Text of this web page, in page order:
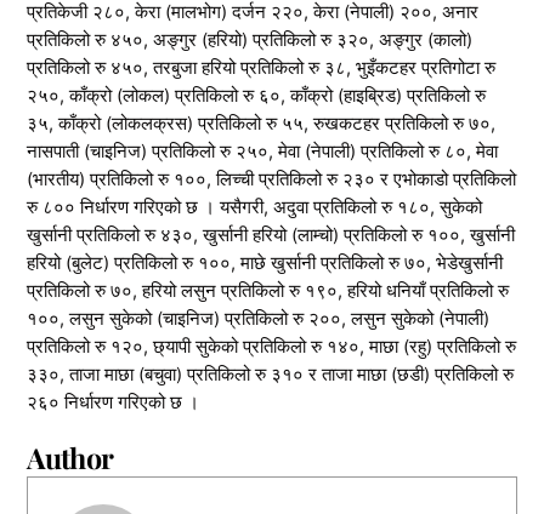
प्रतिकेजी २८०, केरा (मालभोग) दर्जन २२०, केरा (नेपाली) २००, अनार
प्रतिकिलो रु ४५०, अङ्गुर (हरियो) प्रतिकिलो रु ३२०, अङ्गुर (कालो)
प्रतिकिलो रु ४५०, तरबुजा हरियो प्रतिकिलो रु ३८, भुइँकटहर प्रतिगोटा रु
२५०, काँक्रो (लोकल) प्रतिकिलो रु ६०, काँक्रो (हाइब्रिड) प्रतिकिलो रु
३५, काँक्रो (लोकलक्रस) प्रतिकिलो रु ५५, रुखकटहर प्रतिकिलो रु ७०,
नासपाती (चाइनिज) प्रतिकिलो रु २५०, मेवा (नेपाली) प्रतिकिलो रु ८०, मेवा
(भारतीय) प्रतिकिलो रु १००, लिच्ची प्रतिकिलो रु २३० र एभोकाडो प्रतिकिलो
रु ८०० निर्धारण गरिएको छ । यसैगरी, अदुवा प्रतिकिलो रु १८०, सुकेको
खुर्सानी प्रतिकिलो रु ४३०, खुर्सानी हरियो (लाम्चो) प्रतिकिलो रु १००, खुर्सानी
हरियो (बुलेट) प्रतिकिलो रु १००, माछे खुर्सानी प्रतिकिलो रु ७०, भेडेखुर्सानी
प्रतिकिलो रु ७०, हरियो लसुन प्रतिकिलो रु १९०, हरियो धनियाँ प्रतिकिलो रु
१००, लसुन सुकेको (चाइनिज) प्रतिकिलो रु २००, लसुन सुकेको (नेपाली)
प्रतिकिलो रु १२०, छ्यापी सुकेको प्रतिकिलो रु १४०, माछा (रहु) प्रतिकिलो रु
३३०, ताजा माछा (बचुवा) प्रतिकिलो रु ३१० र ताजा माछा (छडी) प्रतिकिलो रु
२६० निर्धारण गरिएको छ ।
Author